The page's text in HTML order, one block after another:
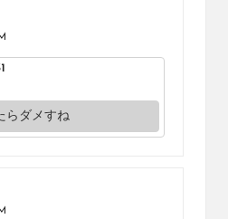
らダメすね